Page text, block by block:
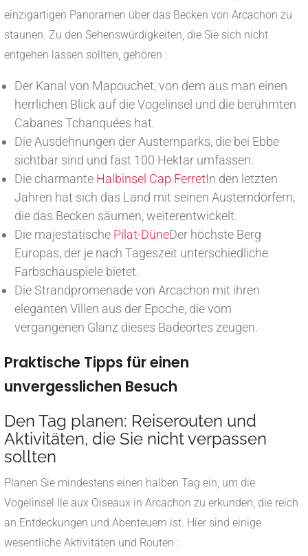
einzigartigen Panoramen über das Becken von Arcachon zu
staunen. Zu den Sehenswürdigkeiten, die Sie sich nicht
entgehen lassen sollten, gehören :
Der Kanal von Mapouchet, von dem aus man einen
herrlichen Blick auf die Vogelinsel und die berühmten
Cabanes Tchanquées hat.
Die Ausdehnungen der Austernparks, die bei Ebbe
sichtbar sind und fast 100 Hektar umfassen.
Die charmante Halbinsel Cap FerretIn den letzten
Jahren hat sich das Land mit seinen Austerndörfern,
die das Becken säumen, weiterentwickelt.
Die majestätische Pilat-DüneDer höchste Berg
Europas, der je nach Tageszeit unterschiedliche
Farbschauspiele bietet.
Die Strandpromenade von Arcachon mit ihren
eleganten Villen aus der Epoche, die vom
vergangenen Glanz dieses Badeortes zeugen.
Praktische Tipps für einen
unvergesslichen Besuch
Den Tag planen: Reiserouten und
Aktivitäten, die Sie nicht verpassen
sollten
Planen Sie mindestens einen halben Tag ein, um die
Vogelinsel Ile aux Oiseaux in Arcachon zu erkunden, die reich
an Entdeckungen und Abenteuern ist. Hier sind einige
wesentliche Aktivitäten und Routen :